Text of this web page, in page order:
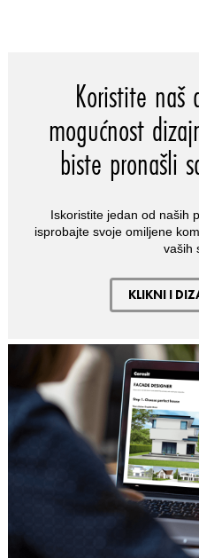
Koristite
mogućnost
biste pronašli
Iskoristite jedan od naših
isprobajte svoje omiljene
vaših
KLIKNI I